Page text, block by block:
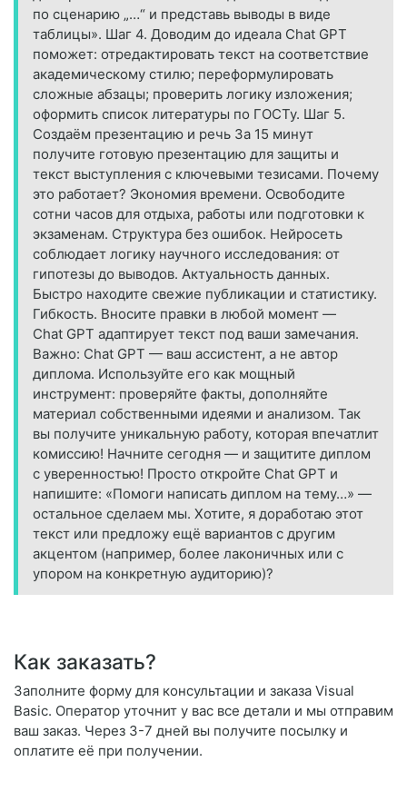
по сценарию „…“ и представь выводы в виде
таблицы». Шаг 4. Доводим до идеала Chat GPT
поможет: отредактировать текст на соответствие
академическому стилю; переформулировать
сложные абзацы; проверить логику изложения;
оформить список литературы по ГОСТу. Шаг 5.
Создаём презентацию и речь За 15 минут
получите готовую презентацию для защиты и
текст выступления с ключевыми тезисами. Почему
это работает? Экономия времени. Освободите
сотни часов для отдыха, работы или подготовки к
экзаменам. Структура без ошибок. Нейросеть
соблюдает логику научного исследования: от
гипотезы до выводов. Актуальность данных.
Быстро находите свежие публикации и статистику.
Гибкость. Вносите правки в любой момент —
Chat GPT адаптирует текст под ваши замечания.
Важно: Chat GPT — ваш ассистент, а не автор
диплома. Используйте его как мощный
инструмент: проверяйте факты, дополняйте
материал собственными идеями и анализом. Так
вы получите уникальную работу, которая впечатлит
комиссию! Начните сегодня — и защитите диплом
с уверенностью! Просто откройте Chat GPT и
напишите: «Помоги написать диплом на тему…» —
остальное сделаем мы. Хотите, я доработаю этот
текст или предложу ещё вариантов с другим
акцентом (например, более лаконичных или с
упором на конкретную аудиторию)?
Как заказать?
Заполните форму для консультации и заказа Visual
Basic. Оператор уточнит у вас все детали и мы отправим
ваш заказ. Через 3-7 дней вы получите посылку и
оплатите её при получении.